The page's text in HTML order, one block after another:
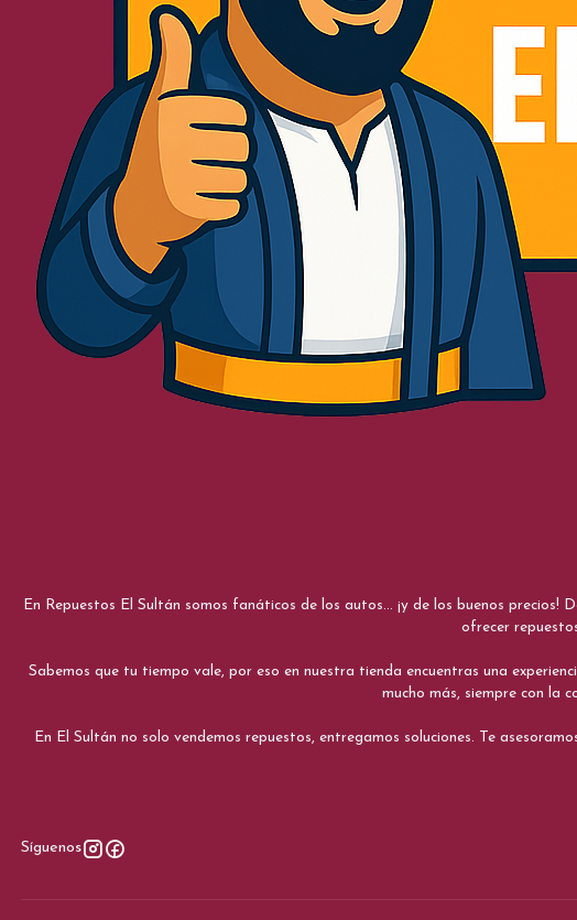
En Repuestos El Sultán somos fanáticos de los autos... ¡y de los buenos
ofrecer
Sabemos que tu tiempo vale, por eso en nuestra tienda encuentras una
mucho más, siempre con la
En El Sultán no solo vendemos repuestos, entregamos soluciones. Te
Síguenos